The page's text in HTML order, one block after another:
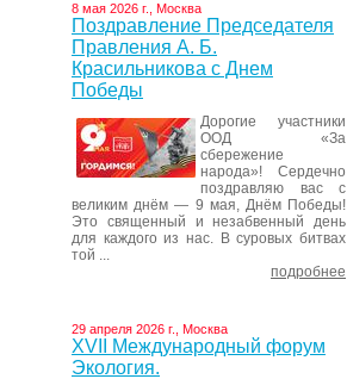
8 мая 2026 г., Москва
Поздравление Председателя
Правления А. Б.
Красильникова с Днем
Победы
Дорогие участники
ООД «За
сбережение
народа»! Сердечно
поздравляю вас с
великим днём — 9 мая, Днём Победы!
Это священный и незабвенный день
для каждого из нас. В суровых битвах
той ...
подробнее
29 апреля 2026 г., Москва
XVII Международный форум
Экология.